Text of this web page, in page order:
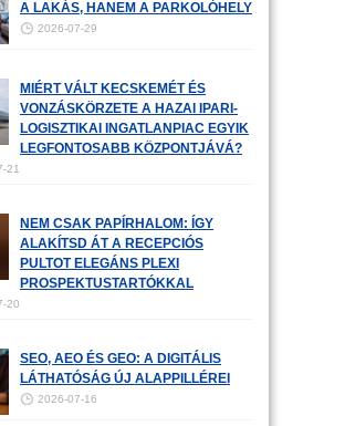
A LAKÁS, HANEM A PARKOLÓHELY
2026-07-29
MIÉRT VÁLT KECSKEMÉT ÉS
VONZÁSKÖRZETE A HAZAI IPARI-
LOGISZTIKAI INGATLANPIAC EGYIK
LEGFONTOSABB KÖZPONTJÁVÁ?
21
NEM CSAK PAPÍRHALOM: ÍGY
ALAKÍTSD ÁT A RECEPCIÓS
PULTOT ELEGÁNS PLEXI
PROSPEKTUSTARTÓKKAL
20
SEO, AEO ÉS GEO: A DIGITÁLIS
LÁTHATÓSÁG ÚJ ALAPPILLÉREI
2026-07-16